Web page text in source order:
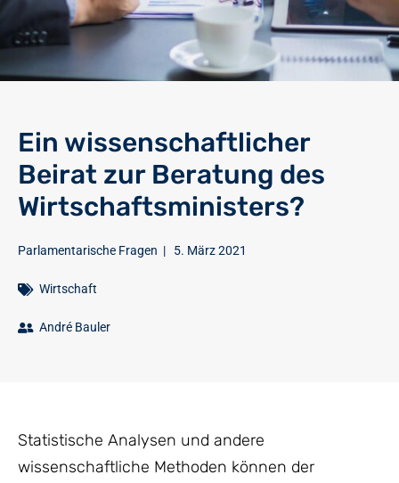
Ein wissenschaftlicher
Beirat zur Beratung des
Wirtschaftsministers?
Parlamentarische Fragen | 5. März 2021
Wirtschaft
André Bauler
Statistische Analysen und andere
wissenschaftliche Methoden können der